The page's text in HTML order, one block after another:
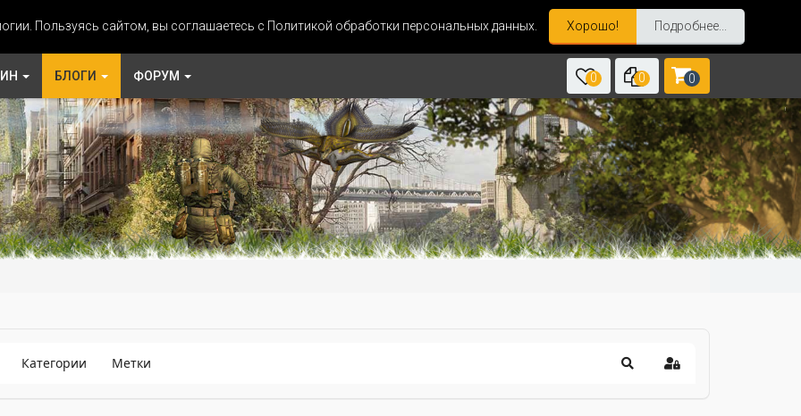
Пользуясь сайтом, вы соглашаетесь с Политикой обработки персональных данных. Хорошо! Подробнее...
БЛОГИ ФОРУМ 0 0 0
Категории Метки